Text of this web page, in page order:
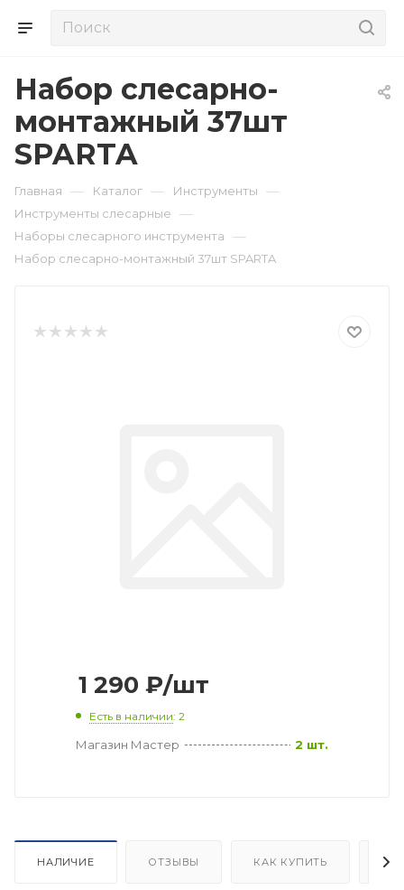
Набор слесарно-
монтажный 37шт
SPARTA
Главная — Каталог — Инструменты —
Инструменты слесарные —
Наборы слесарного инструмента —
Набор слесарно-монтажный 37шт SPARTA
1 290 ₽/шт
Есть в наличии: 2
Магазин Мастер 2 шт.
НАЛИЧИЕ ОТЗЫВЫ КАК КУПИТЬ